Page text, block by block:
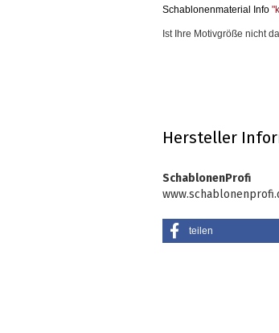
Schablonenmaterial Info
Ist Ihre Motivgröße nicht
Hersteller
SchablonenProfi
teilen